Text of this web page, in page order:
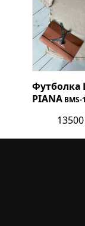
Футболка
PIANA BMS-